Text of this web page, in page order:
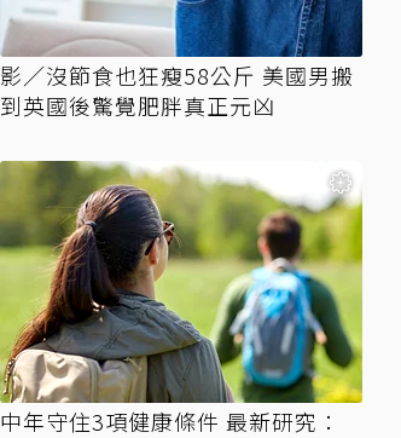
影／沒節食也狂瘦58公斤 美國男搬
到英國後驚覺肥胖真正元凶
中年守住3項健康條件 最新研究：